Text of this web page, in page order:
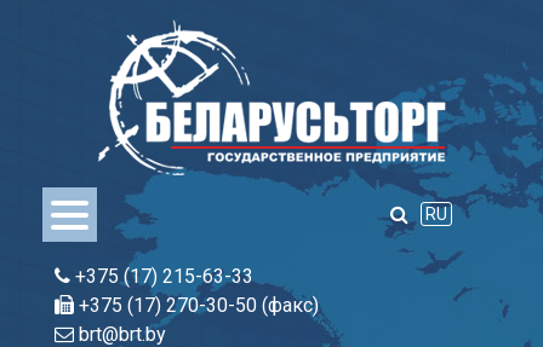
RU
+375 (17) 215-63-33
+375 (17) 270-30-50 (факс)
brt@brt.by